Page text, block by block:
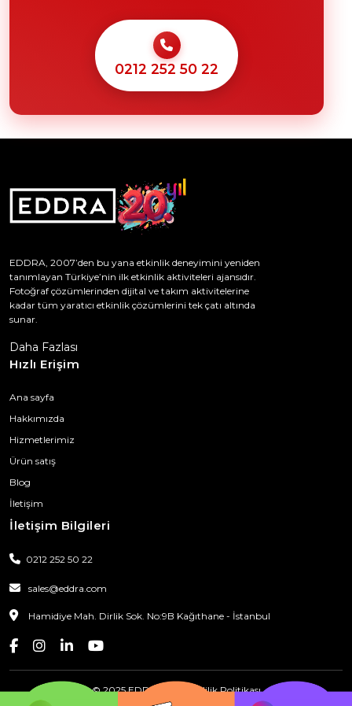
0212 252 50 22
EDDRA, 2007’den bu yana etkinlik deneyimini yeniden
tanımlayan Türkiye’nin ilk etkinlik aktiviteleri ajansıdır.
Fotoğraf çözümlerinden dijital ve takım aktivitelerine
kadar tüm yaratıcı etkinlik çözümlerini tek çatı altında
sunar.
Daha Fazlası
Hızlı Erişim
Ana sayfa
Hakkımızda
Hizmetlerimiz
Ürün satış
Blog
İletişim
İletişim Bilgileri
0212 252 50 22
sales@eddra.com
Hamidiye Mah. Dirlik Sok. No:9B Kağıthane - İstanbul
© 2025 EDDRA Gizlilik Politikası